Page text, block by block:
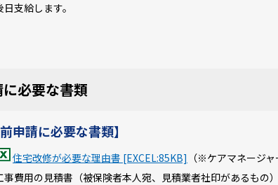
支給します。
必要な書類
前申請に必要な書類】
住宅改修が必要な理由書 [EXCEL:85KB] （※ケアマネージャ
費用の見積書（被保険者本人宛、見積業者社印があるもの